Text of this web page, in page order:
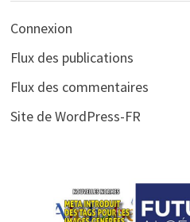
Connexion
Flux des publications
Flux des commentaires
Site de WordPress-FR